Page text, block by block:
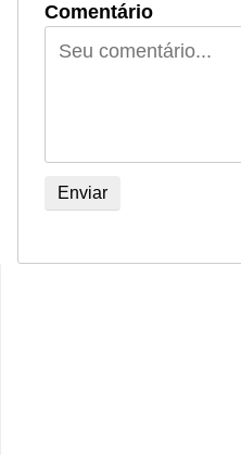
Comentário